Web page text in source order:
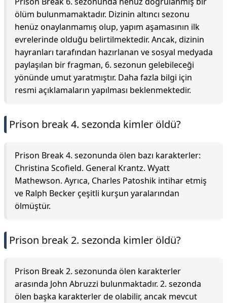
ölüm bulunmamaktadır. Dizinin altıncı sezonu
henüz onaylanmamış olup, yapım aşamasının ilk
evrelerinde olduğu belirtilmektedir. Ancak, dizinin
hayranları tarafından hazırlanan ve sosyal medyada
paylaşılan bir fragman, 6. sezonun gelebileceği
yönünde umut yaratmıştır. Daha fazla bilgi için
resmi açıklamaların yapılması beklenmektedir.
Prison break 4. sezonda kimler öldü?
Prison Break 4. sezonunda ölen bazı karakterler:
Christina Scofield. General Krantz. Wyatt
Mathewson. Ayrıca, Charles Patoshik intihar etmiş
ve Ralph Becker çeşitli kurşun yaralarından
ölmüştür.
Prison break 2. sezonda kimler öldü?
Prison Break 2. sezonunda ölen karakterler
arasında John Abruzzi bulunmaktadır. 2. sezonda
ölen başka karakterler de olabilir, ancak mevcut